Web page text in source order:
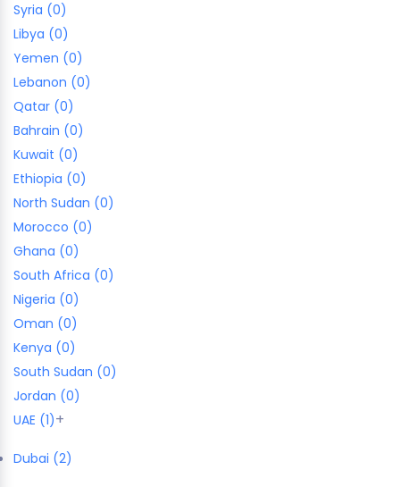
Syria (0)
Libya (0)
Yemen (0)
Lebanon (0)
Qatar (0)
Bahrain (0)
Kuwait (0)
Ethiopia (0)
North Sudan (0)
Morocco (0)
Ghana (0)
South Africa (0)
Nigeria (0)
Oman (0)
Kenya (0)
South Sudan (0)
Jordan (0)
UAE (1)+
Dubai (2)